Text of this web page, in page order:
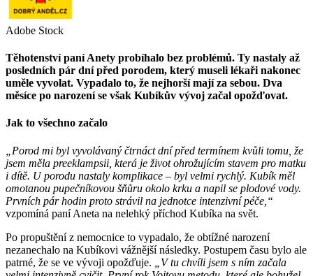
Adobe Stock
Těhotenství paní Anety probíhalo bez problémů. Ty nastaly až
posledních pár dní před porodem, který museli lékaři nakonec
uměle vyvolat. Vypadalo to, že nejhorší mají za sebou. Dva
měsíce po narození se však Kubíkův vývoj začal opožďovat.
Jak to všechno začalo
„Porod mi byl vyvolávaný čtrnáct dní před termínem kvůli tomu, že
jsem měla preeklampsii, která je život ohrožujícím stavem pro matku
i dítě. U porodu nastaly komplikace – byl velmi rychlý. Kubík měl
omotanou pupečníkovou šňůru okolo krku a napil se plodové vody.
Prvních pár hodin proto strávil na jednotce intenzivní péče,“
vzpomíná paní Aneta na nelehký příchod Kubíka na svět.
Po propuštění z nemocnice to vypadalo, že obtížné narození
nezanechalo na Kubíkovi vážnější následky. Postupem času bylo ale
patrné, že se ve vývoji opožďuje.
„V tu chvíli jsem s ním začala